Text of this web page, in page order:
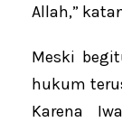
Allah,”
Meski
hukum
Karena